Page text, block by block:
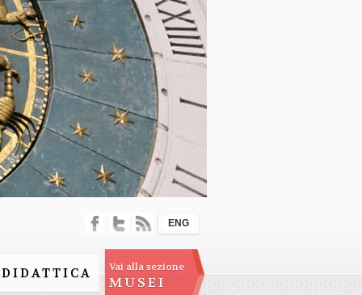
DIDATTICA Vai alla sezione
MUSEI
ENG